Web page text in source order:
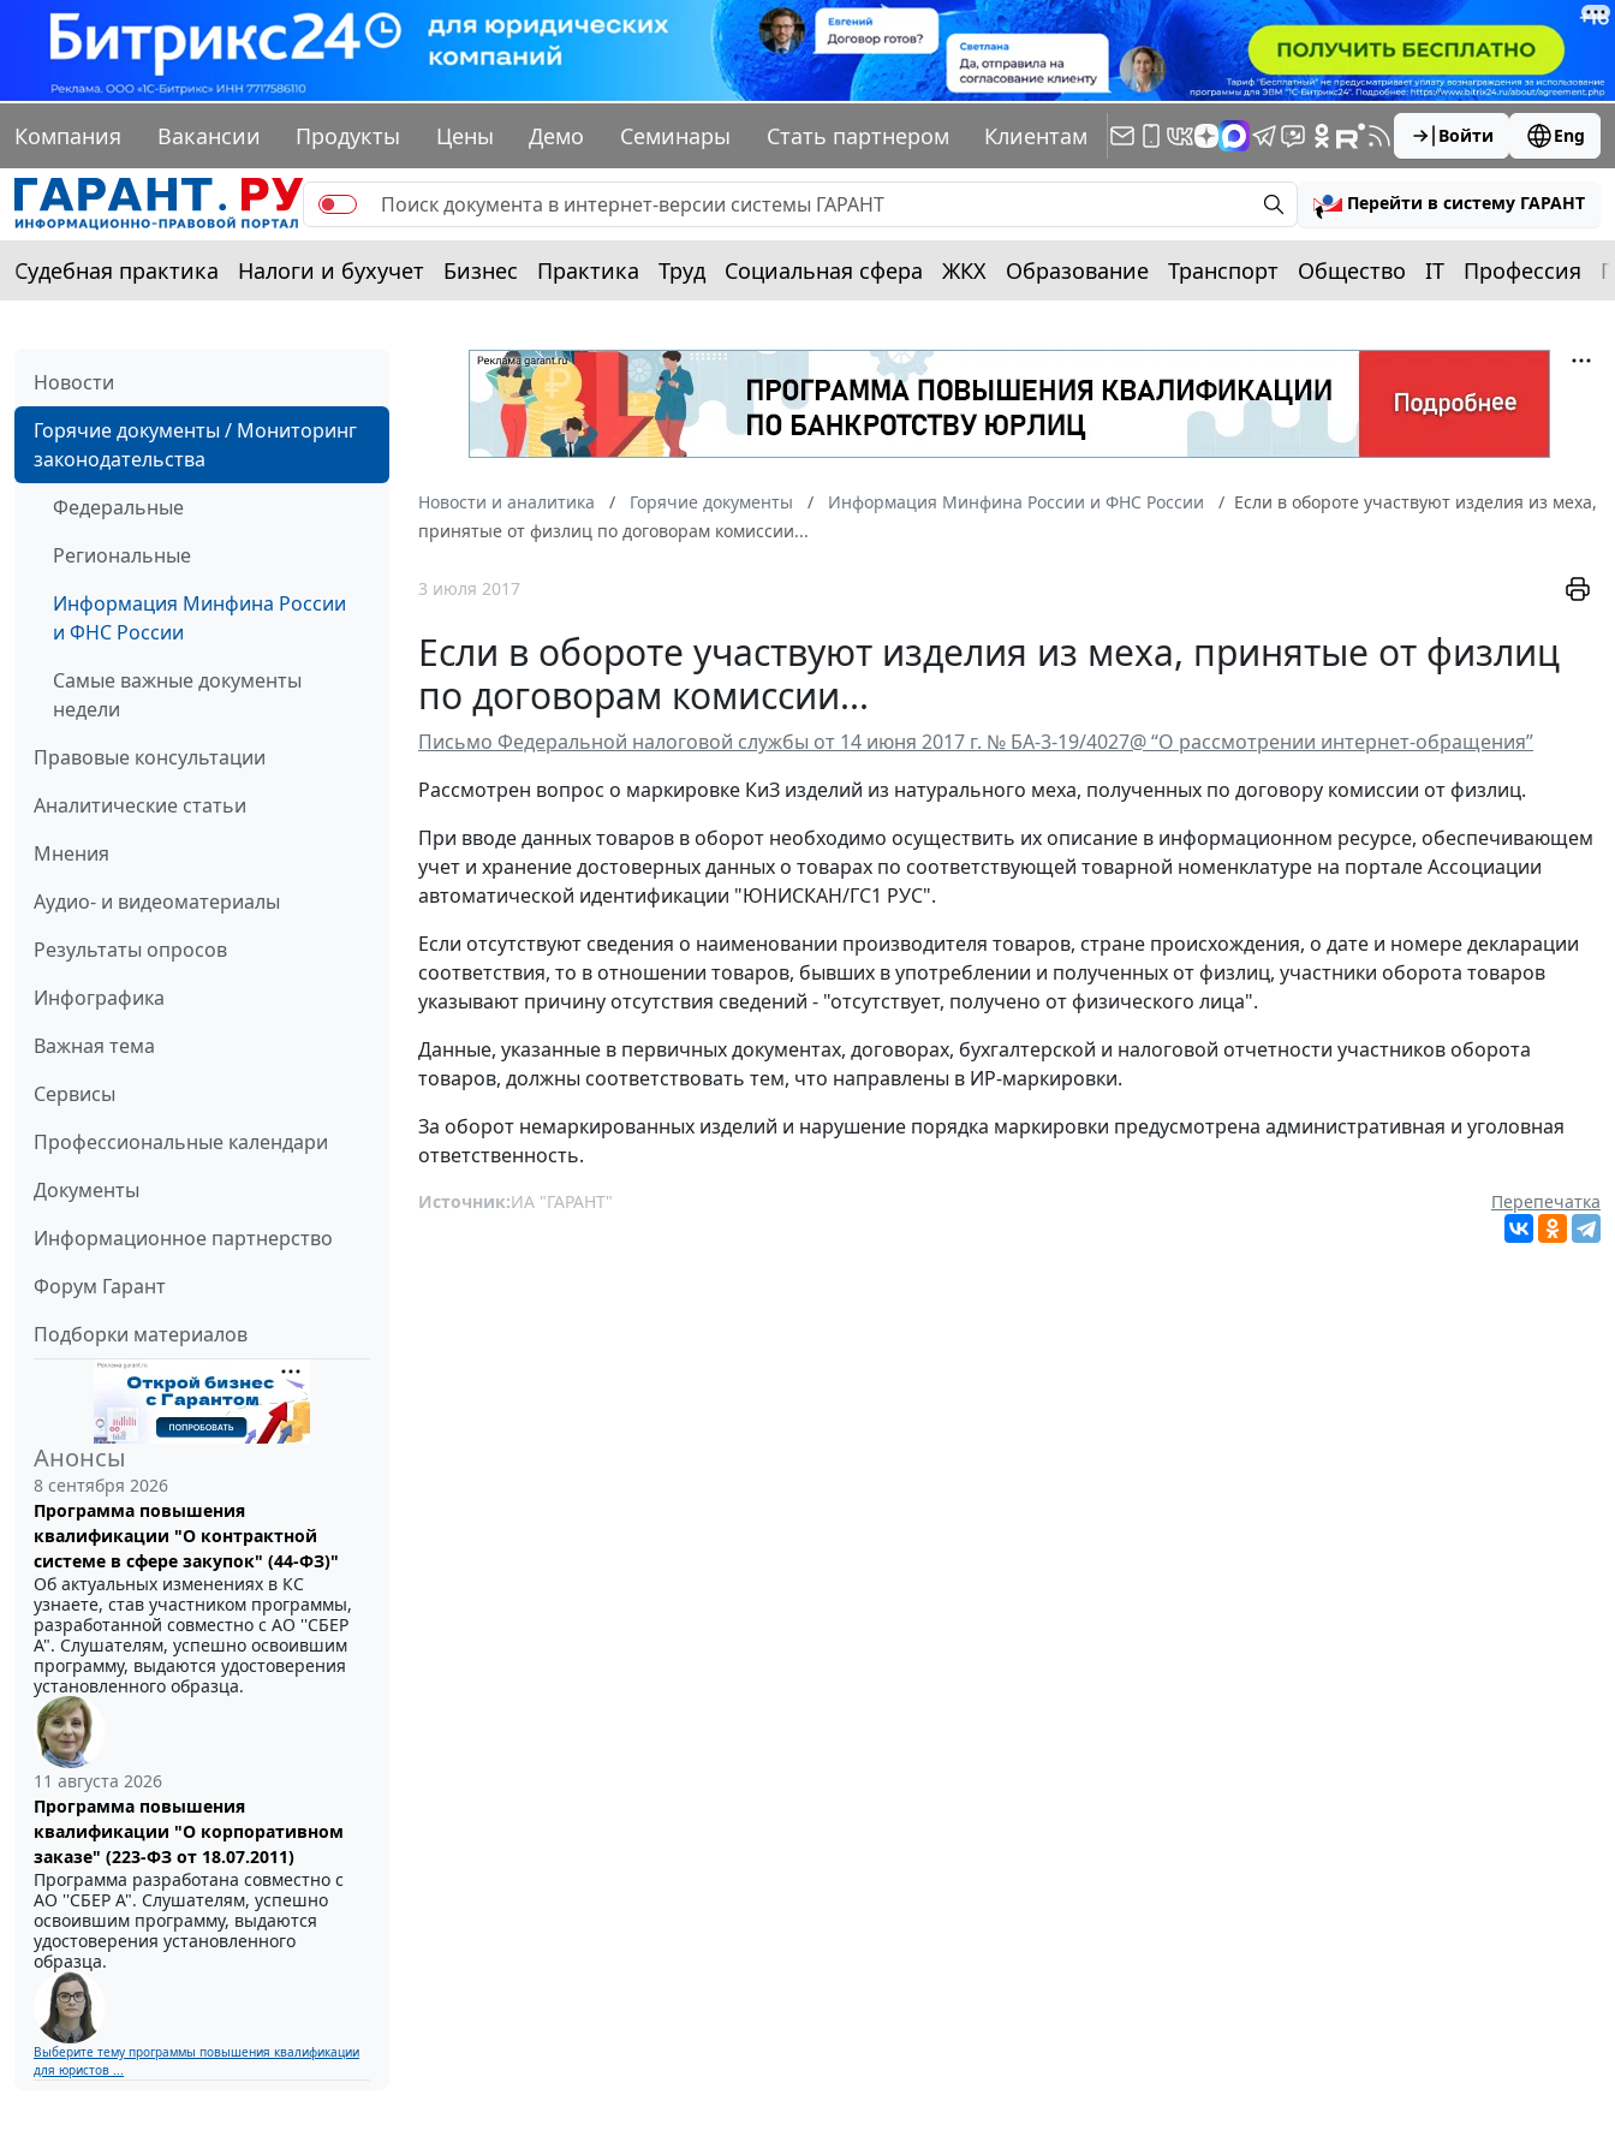
Компания Вакансии Продукты Цены Демо Семинары Стать партнером Клиентам Войти Eng
Перейти в систему ГАРАНТ
Судебная практика Налоги и бухучет Бизнес Практика Труд Социальная сфера ЖКХ Образование Транспорт Общество IT Профессия
Новости
Горячие документы / Мониторинг
законодательства
Федеральные
Региональные
Информация Минфина России
и ФНС России
Самые важные документы
недели
Правовые консультации
Аналитические статьи
Мнения
Аудио- и видеоматериалы
Результаты опросов
Инфографика
Важная тема
Сервисы
Профессиональные календари
Документы
Информационное партнерство
Форум Гарант
Подборки материалов
Анонсы
8 сентября 2026
Программа повышения
квалификации "О контрактной
системе в сфере закупок" (44-ФЗ)"
Об актуальных изменениях в КС
узнаете, став участником программы,
разработанной совместно с АО ''СБЕР
А". Слушателям, успешно освоившим
программу, выдаются удостоверения
установленного образца.
11 августа 2026
Программа повышения
квалификации "О корпоративном
заказе" (223-ФЗ от 18.07.2011)
Программа разработана совместно с
АО ''СБЕР А". Слушателям, успешно
освоившим программу, выдаются
удостоверения установленного
образца.
Выберите тему программы повышения квалификации
для юристов ...
Новости и аналитика Горячие документы Информация Минфина России и ФНС России
Если в обороте участвуют изделия из меха,
принятые от физлиц по договорам комиссии...
3 июля 2017
Если в обороте участвуют изделия из меха, принятые от физлиц
по договорам комиссии...
Письмо Федеральной налоговой службы от 14 июня 2017 г. № БА-3-19/4027@ “О рассмотрении интернет-обращения”
Рассмотрен вопрос о маркировке КиЗ изделий из натурального меха, полученных по договору комиссии от физлиц.
При вводе данных товаров в оборот необходимо осуществить их описание в информационном ресурсе, обеспечивающем
учет и хранение достоверных данных о товарах по соответствующей товарной номенклатуре на портале Ассоциации
автоматической идентификации "ЮНИСКАН/ГС1 РУС".
Если отсутствуют сведения о наименовании производителя товаров, стране происхождения, о дате и номере декларации
соответствия, то в отношении товаров, бывших в употреблении и полученных от физлиц, участники оборота товаров
указывают причину отсутствия сведений - "отсутствует, получено от физического лица".
Данные, указанные в первичных документах, договорах, бухгалтерской и налоговой отчетности участников оборота
товаров, должны соответствовать тем, что направлены в ИР-маркировки.
За оборот немаркированных изделий и нарушение порядка маркировки предусмотрена административная и уголовная
ответственность.
Источник:ИА "ГАРАНТ" Перепечатка